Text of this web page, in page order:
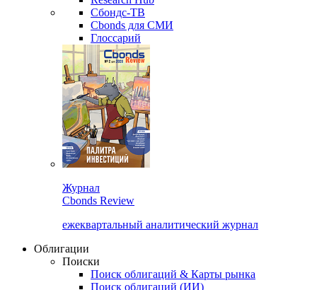
Новости & Research Hub
Новости рынка
Research Hub
Сбондс-ТВ
Cbonds для СМИ
Глоссарий
Cbonds Review
ежеквартальный аналитический журнал